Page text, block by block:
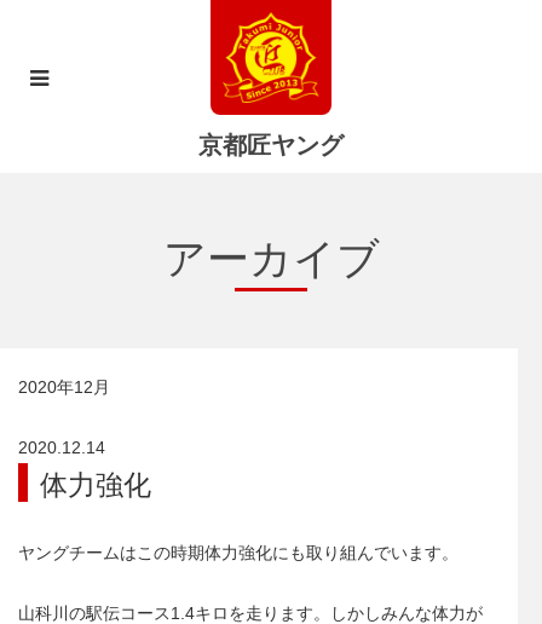
京都匠ヤング
アーカイブ
2020年12月
2020.12.14
体力強化
ヤングチームはこの時期体力強化にも取り組んでいます。
山科川の駅伝コース1.4キロを走ります。しかしみんな体力が